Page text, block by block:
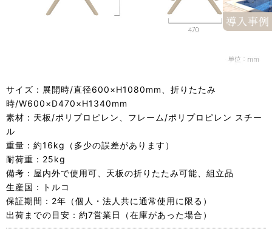
サイズ：展開時/直径600×H1080mm、折りたたみ
時/W600×D470×H1340mm
素材：天板/ポリプロピレン、フレーム/ポリプロピレン スチー
ル
重量：約16kg（多少の誤差があります）
耐荷重：25kg
備考：屋内外で使用可、天板の折りたたみ可能、組立品
生産国：トルコ
保証期間：2年（個人・法人共に通常使用に限る）
出荷までの目安：約7営業日（在庫があった場合）